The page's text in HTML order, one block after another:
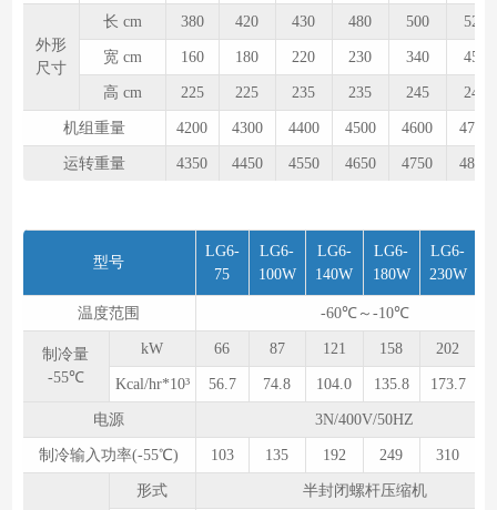
外形
尺寸
长 cm 380 420 430 480 500 520
宽 cm 160 180 220 230 340 450
高 cm 225 225 235 235 245 245
机组重量 4200 4300 4400 4500 4600 4700
运转重量 4350 4450 4550 4650 4750 4850
型号
LG6-
75
LG6-
100W
LG6-
140W
LG6-
180W
LG6-
230W
温度范围 -60℃～-10℃
制冷量
-55℃
kW 66 87 121 158 202
Kcal/hr*10³ 56.7 74.8 104.0 135.8 173.7
电源 3N/400V/50HZ
制冷输入功率(-55℃) 103 135 192 249 310
形式 半封闭螺杆压缩机